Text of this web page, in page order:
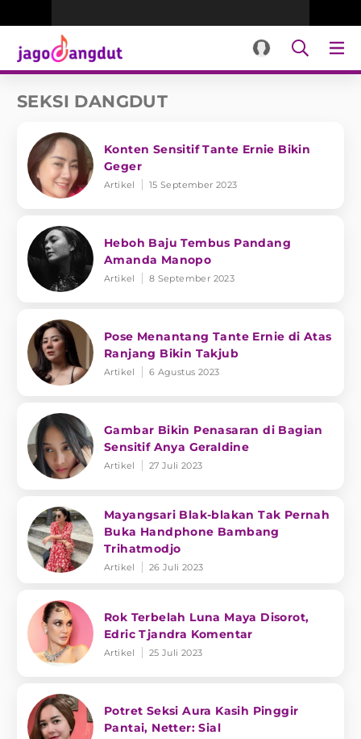
SEKSI DANGDUT
Konten Sensitif Tante Ernie Bikin
Geger
Artikel 15 September 2023
Heboh Baju Tembus Pandang
Amanda Manopo
Artikel 8 September 2023
Pose Menantang Tante Ernie di Atas
Ranjang Bikin Takjub
Artikel 6 Agustus 2023
Gambar Bikin Penasaran di Bagian
Sensitif Anya Geraldine
Artikel 27 Juli 2023
Mayangsari Blak-blakan Tak Pernah
Buka Handphone Bambang
Trihatmodjo
Artikel 26 Juli 2023
Rok Terbelah Luna Maya Disorot,
Edric Tjandra Komentar
Artikel 25 Juli 2023
Potret Seksi Aura Kasih Pinggir
Pantai, Netter: Sial